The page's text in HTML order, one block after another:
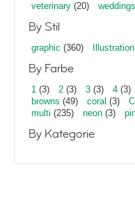
veterinary (20) weddings
By Stil
graphic (360) Illustration
By Farbe
1 (3) 2 (3) 3 (3) 4 (3)
browns (49) coral (3)
multi (235) neon (3)
By Kategorie